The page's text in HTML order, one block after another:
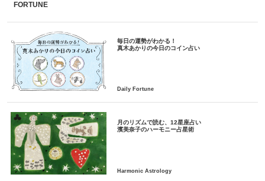
FORTUNE
毎日の運勢がわかる！
月のリズムで読む、12星座占い